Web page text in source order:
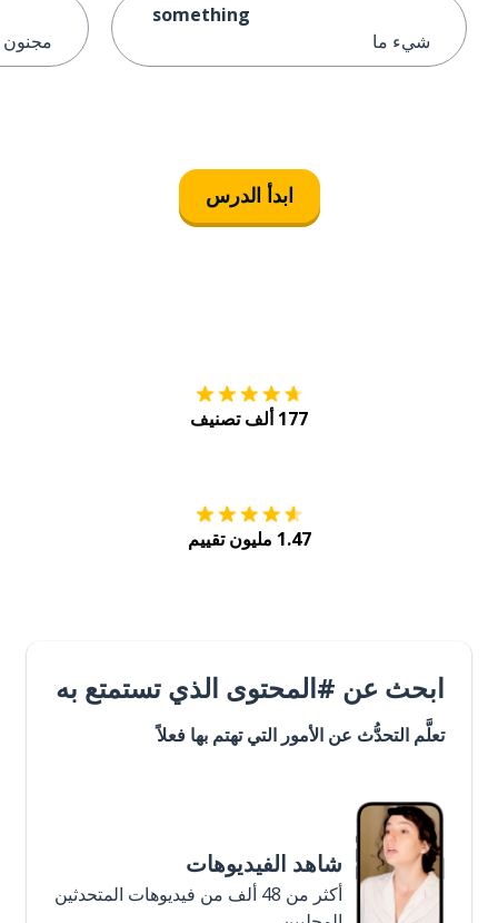
something
شيء ما
مجنون
ابدأ الدرس
177 ألف تصنيف
1.47 مليون تقييم
ابحث عن #المحتوى الذي تستمتع به
تعلَّم التحدُّث عن الأمور التي تهتم بها فعلاً
شاهد الفيديوهات
أكثر من 48 ألف من فيديوهات المتحدثين